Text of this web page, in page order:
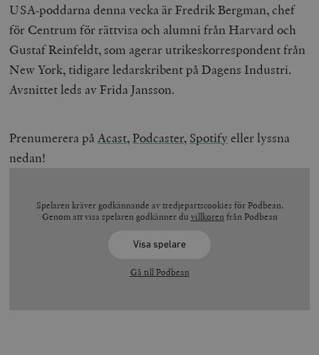
USA-poddarna denna vecka är Fredrik Bergman, chef
för Centrum för rättvisa och alumni från Harvard och
Gustaf Reinfeldt, som agerar utrikeskorrespondent från
New York, tidigare ledarskribent på Dagens Industri.
Avsnittet leds av Frida Jansson.
Prenumerera påAcast,Podcaster, Spotifyeller lyssna
nedan!
Spelaren kräver godkännande av tredjepartscookies för Podbean.
Genom att visa spelaren godkänner du villkoren från Podbean
Visa spelare
Gå till Podbean